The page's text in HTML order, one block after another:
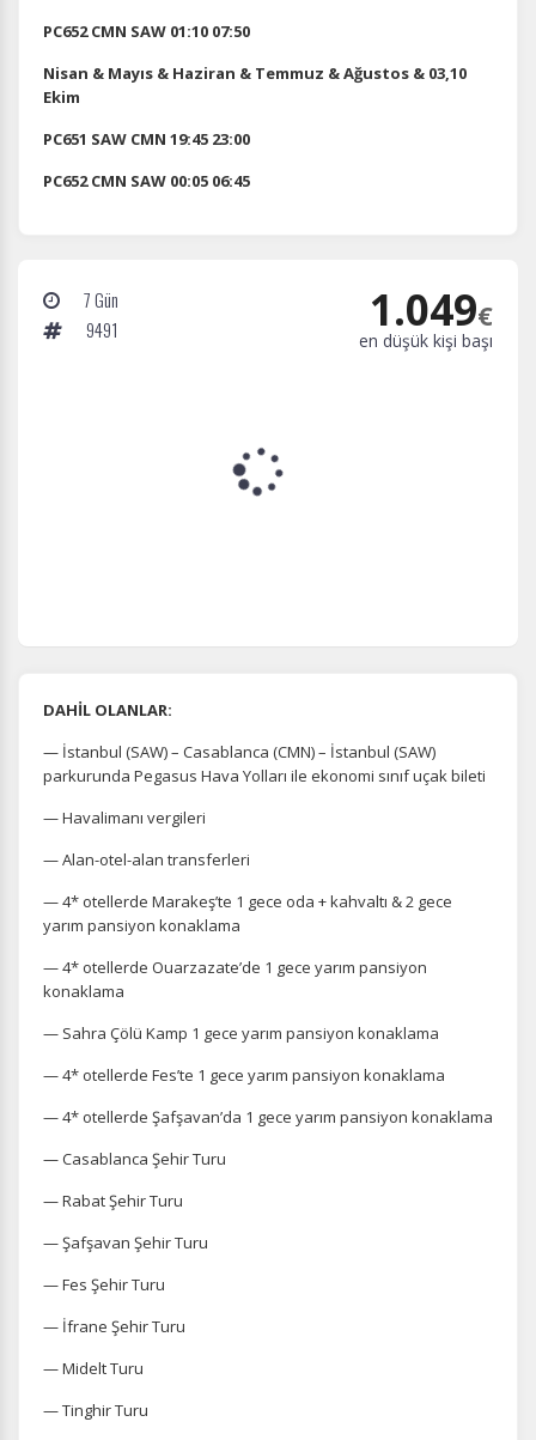
PC652 CMN SAW 01:10 07:50
Nisan & Mayıs & Haziran & Temmuz & Ağustos & 03,10
Ekim
PC651 SAW CMN 19:45 23:00
PC652 CMN SAW 00:05 06:45
7 Gün
9491
1.049€
en düşük kişi başı
DAHİL OLANLAR:
— İstanbul (SAW) – Casablanca (CMN) – İstanbul (SAW)
parkurunda Pegasus Hava Yolları ile ekonomi sınıf uçak bileti
— Havalimanı vergileri
— Alan-otel-alan transferleri
— 4* otellerde Marakeş’te 1 gece oda + kahvaltı & 2 gece
yarım pansiyon konaklama
— 4* otellerde Ouarzazate’de 1 gece yarım pansiyon
konaklama
— Sahra Çölü Kamp 1 gece yarım pansiyon konaklama
— 4* otellerde Fes’te 1 gece yarım pansiyon konaklama
— 4* otellerde Şafşavan’da 1 gece yarım pansiyon konaklama
— Casablanca Şehir Turu
— Rabat Şehir Turu
— Şafşavan Şehir Turu
— Fes Şehir Turu
— İfrane Şehir Turu
— Midelt Turu
— Tinghir Turu